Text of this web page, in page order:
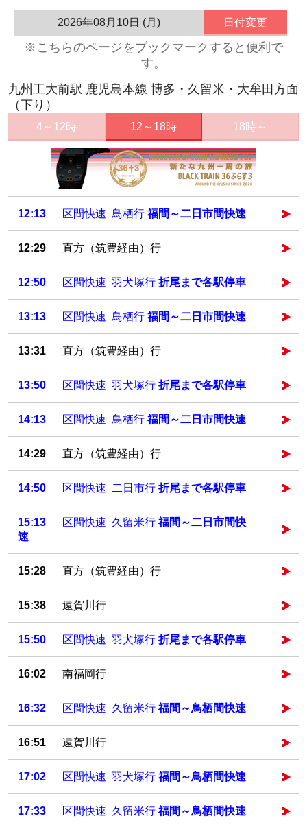
2026年08月10日 (月) 日付変更
※こちらのページをブックマークすると便利で
す。
九州工大前駅 鹿児島本線 博多・久留米・大牟田方面
（下り）
4～12時 12～18時 18時～
12:13 区間快速 鳥栖行福間～二日市間快速
12:29 直方（筑豊経由）行
12:50 区間快速 羽犬塚行 折尾まで各駅停車
13:13 区間快速 鳥栖行福間～二日市間快速
13:31 直方（筑豊経由）行
13:50 区間快速 羽犬塚行 折尾まで各駅停車
14:13 区間快速 鳥栖行福間～二日市間快速
14:29 直方（筑豊経由）行
14:50 区間快速 二日市行 折尾まで各駅停車
15:13 区間快速 久留米行福間～二日市間快
速
15:28 直方（筑豊経由）行
15:38 遠賀川行
15:50 区間快速 羽犬塚行 折尾まで各駅停車
16:02 南福岡行
16:32 区間快速 久留米行福間～鳥栖間快速
16:51 遠賀川行
17:02 区間快速 羽犬塚行福間～鳥栖間快速
17:33 区間快速 久留米行福間～鳥栖間快速